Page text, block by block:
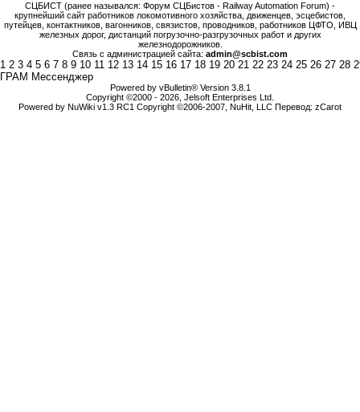
СЦБИСТ (ранее назывался: Форум СЦБистов - Railway Automation Forum) -
крупнейший сайт работников локомотивного хозяйства, движенцев, эсцебистов,
путейцев, контактников, вагонников, связистов, проводников, работников ЦФТО, ИВЦ
железных дорог, дистанций погрузочно-разгрузочных работ и других
железнодорожников.
Связь с администрацией сайта: admin@scbist.com
1 2 3 4 5 6 7 8 9 10 11 12 13 14 15 16 17 18 19 20 21 22 23 24 25 26 27 28
ГРАМ Мессенджер
Powered by vBulletin® Version 3.8.1
Copyright ©2000 - 2026, Jelsoft Enterprises Ltd.
Powered by NuWiki v1.3 RC1 Copyright ©2006-2007, NuHit, LLC Перевод: zCarot